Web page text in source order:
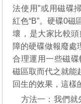
法使用”或用磁碟
紅色“B”。硬碟0磁
壞，是大家比較
障的硬碟做報廢處
合理運用一些磁
磁區取而代之就能
回生的效果，這樣
方法一：我們就